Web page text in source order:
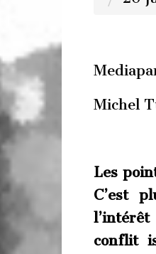
Michel
Les
C’est
conflit